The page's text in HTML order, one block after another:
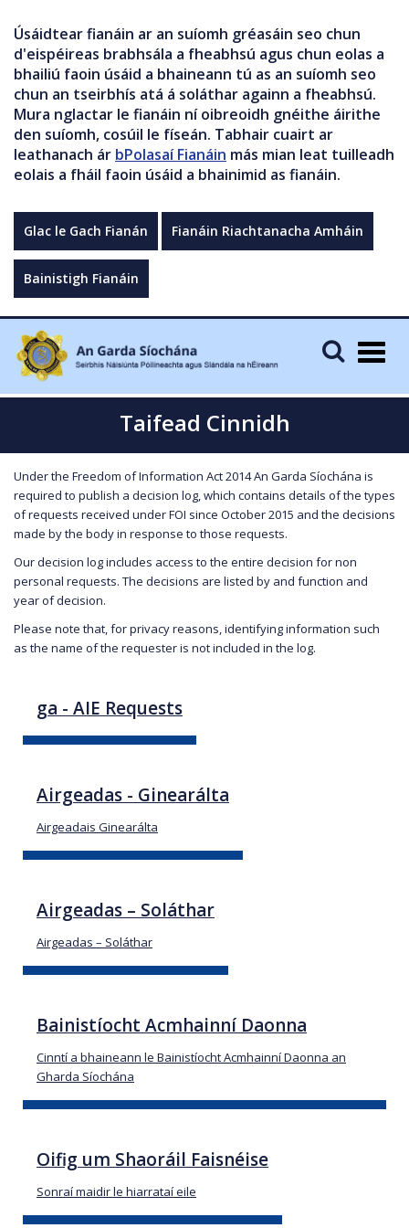
Úsáidtear fianáin ar an suíomh gréasáin seo chun
d'eispéireas brabhsála a fheabhsú agus chun eolas a
bhailiú faoin úsáid a bhaineann tú as an suíomh seo
chun an tseirbhís atá á soláthar againn a fheabhsú.
Mura nglactar le fianáin ní oibreoidh gnéithe áirithe
den suíomh, cosúil le físeán. Tabhair cuairt ar
leathanach ár bPolasaí Fianáin más mian leat tuilleadh
eolais a fháil faoin úsáid a bhainimid as fianáin.
Glac le Gach Fianán Fianáin Riachtanacha Amháin
Bainistigh Fianáin
Taifead Cinnidh
Under the Freedom of Information Act 2014 An Garda Síochána is
required to publish a decision log, which contains details of the types
of requests received under FOI since October 2015 and the decisions
made by the body in response to those requests.
Our decision log includes access to the entire decision for non
personal requests. The decisions are listed by and function and
year of decision.
Please note that, for privacy reasons, identifying information such
as the name of the requester is not included in the log.
ga - AIE Requests
Airgeadas - Ginearálta
Airgeadais Ginearálta
Airgeadas – Soláthar
Airgeadas – Soláthar
Bainistíocht Acmhainní Daonna
Cinntí a bhaineann le Bainistíocht Acmhainní Daonna an
Gharda Síochána
Oifig um Shaoráil Faisnéise
Sonraí maidir le hiarrataí eile